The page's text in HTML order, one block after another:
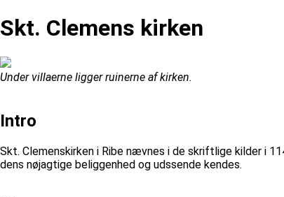
Skt. Clemens kirken
Under villaerne ligger ruinerne af kirken.
Intro
Skt. Clemenskirken i Ribe nævnes i de skriftlige kilder i
dens nøjagtige beliggenhed og udssende kendes.